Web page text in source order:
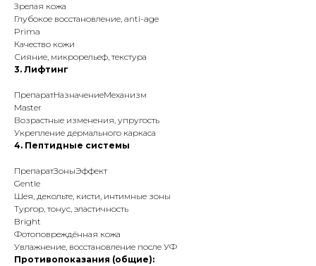
Зрелая кожа
Глубокое восстановление, anti-age
Prima
Качество кожи
Сияние, микрорельеф, текстура
3. Лифтинг
ПрепаратНазначениеМеханизм
Master
Возрастные изменения, упругость
Укрепление дермального каркаса
4. Пептидные системы
ПрепаратЗоныЭффект
Gentle
Шея, декольте, кисти, интимные зоны
Тургор, тонус, эластичность
Bright
Фотоповреждённая кожа
Увлажнение, восстановление после УФ
Противопоказания (общие):